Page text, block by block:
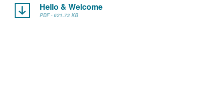
Hello & Welcome
PDF - 621.72 KB